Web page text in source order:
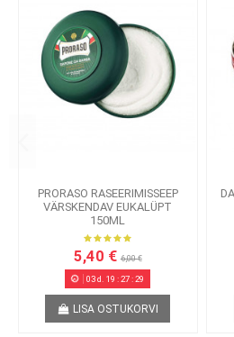
PRORASO RASEERIMISSEEP
VÄRSKENDAV EUKALÜPT
150ML
5,40 €6,00 €
03d. 19 :27:28
LISA OSTUKORVI